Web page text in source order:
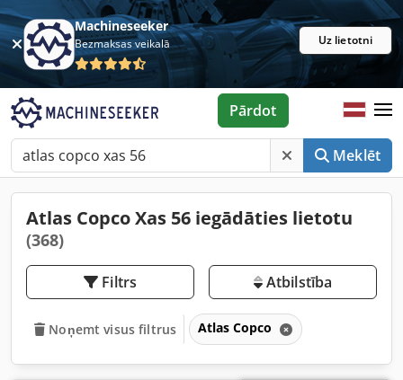
Machineseeker
Bezmaksas veikalā Uz lietotni
Meklēt
Pārdot
Atlas Copco Xas 56 iegādāties lietotu
(368)
Filtrs Atbilstība
Noņemt visus filtrus Atlas Copco